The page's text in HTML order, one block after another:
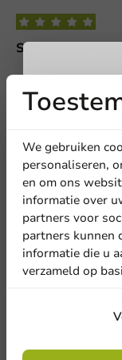
Schrijf de eerste
Andere
We gebruiken
personaliseren,
en om ons
informatie over
partners voor
partners kunnen
informatie die u
verzameld op
Door je